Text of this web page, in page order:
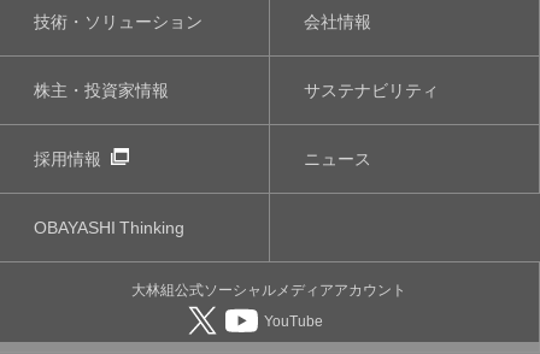
技術・ソリューション 会社情報
株主・投資家情報 サステナビリティ
採用情報 ニュース
OBAYASHIThinking
大林組公式ソーシャルメディアアカウント
YouTube